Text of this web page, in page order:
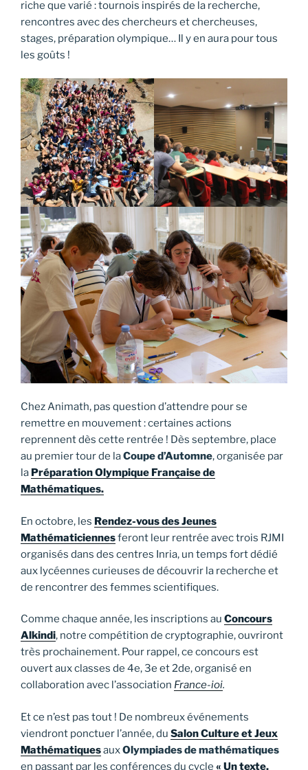
riche que varié : tournois inspirés de la recherche,
rencontres avec des chercheurs et chercheuses,
stages, préparation olympique… Il y en aura pour tous
les goûts !
Chez Animath, pas question d’attendre pour se
remettre en mouvement : certaines actions
reprennent dès cette rentrée ! Dès septembre, place
au premier tour de laCoupe d’Automne, organisée par
la Préparation Olympique Française de
Mathématiques.
En octobre, les Rendez-vous des Jeunes
Mathématiciennesferont leur rentrée avec trois RJMI
organisés dans des centres Inria, un temps fort dédié
aux lycéennes curieuses de découvrir la recherche et
de rencontrer des femmes scientifiques.
Comme chaque année, les inscriptions au Concours
Alkindi, notre compétition de cryptographie, ouvriront
très prochainement. Pour rappel, ce concours est
ouvert aux classes de 4e, 3e et 2de, organisé en
collaboration avec l’association France-ioi.
Et ce n’est pas tout ! De nombreux événements
viendront ponctuer l’année, du Salon Culture et Jeux
MathématiquesauxOlympiades de mathématiques
en passant par les conférences du cycle « Un texte,